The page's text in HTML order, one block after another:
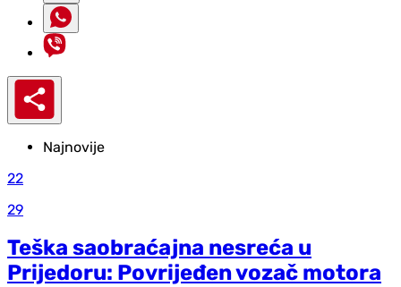
Najnovije
22
29
Teška saobraćajna nesreća u
Prijedoru: Povrijeđen vozač motora